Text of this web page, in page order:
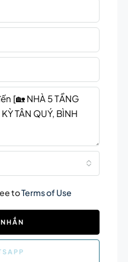
toTerms of Use